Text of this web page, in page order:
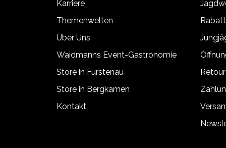
Karriere
Themenwelten
Über Uns
Waidmanns Event-Gastronomie
Store in Fürstenau
Store in Bergkamen
Kontakt